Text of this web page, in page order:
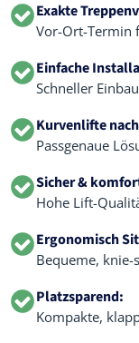
Exakte
Vor-Ort-Termin
Einfache
Schneller
Kurvenlifte
Passgenaue
Sicher &
Hohe Lift-
Ergonomisch
Bequeme,
Platzsparend:
Kompakte,